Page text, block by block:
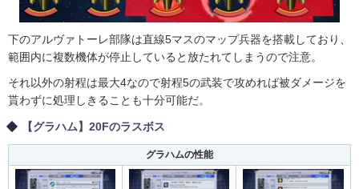
下のアルヴァトーレ部隊は直線5マスのマップ兵器を搭載しており、
範囲内に複数機体が停止していると放たれてしまうので注意。
それ以外の射程は最大4なので射程5の武装で攻めれば被ダメージを
貰わずに処理しきることも十分可能だ。
【グラハム】20Fのラスボス
グラハムの性能